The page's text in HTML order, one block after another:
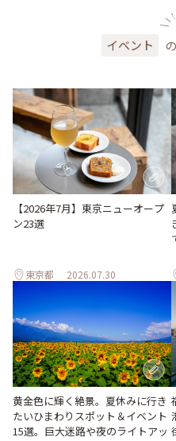
イベント
【2026年7月】東京ニューオープ
ン23選
東京都 2026.07.30
黄金色に輝く絶景。夏休みに行き
たいひまわりスポット＆イベント
15選。巨大迷路や夜のライトアッ